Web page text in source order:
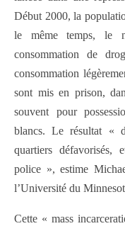
Début 2000, la
le même temps, le
consommation de
consommation
sont mis en prison,
souvent pour
blancs. Le résultat «
quartiers
police », estime
l’Université du
Cette « mass